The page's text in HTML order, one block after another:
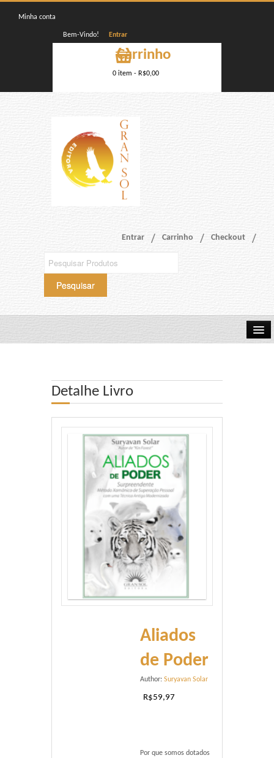
Minha conta
Bem-Vindo! Entrar
Carrinho
0 item - R$0,00
Entrar Carrinho Checkout
Detalhe Livro
Aliados
de Poder
Author: Suryavan Solar
R$59,97
Por que somos dotados